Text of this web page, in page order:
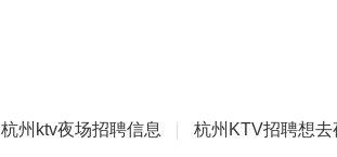
杭州ktv夜场招聘信息 杭州KTV招聘想